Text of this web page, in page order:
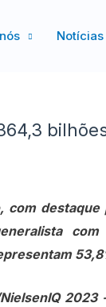
Notícias
com
2023